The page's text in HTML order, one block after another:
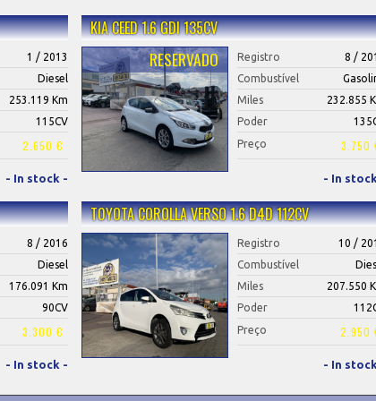
1 / 2013
Diesel
253.119 Km
115CV
2.650 €
- In stock -
KIA CEED 1.6 GDI 135CV
RESERVADO Registro
8 /
Combustível
Miles
232.855
Poder
Preço
3.750
- In
8 / 2016
Diesel
176.091 Km
90CV
3.300 €
- In stock -
T0YOTA COROLLA VERSO 1.6 D4D 112CV
Registro
10 /
Combustível
Miles
207.550
Poder
Preço
2.950
- In